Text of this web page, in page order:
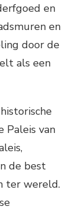
en
en
door de
als een
Paleis van
de best
ter wereld.